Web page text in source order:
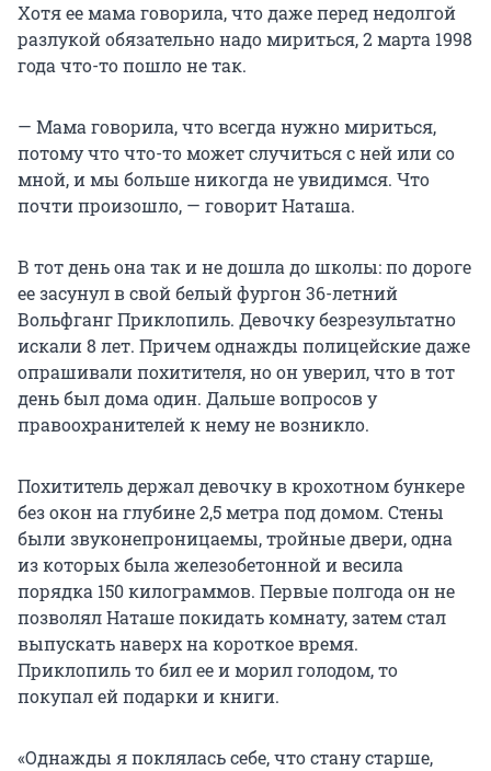
Хотя ее мама говорила, что даже перед недолгой
разлукой обязательно надо мириться, 2 марта 1998
года что-то пошло не так.
— Мама говорила, что всегда нужно мириться,
потому что что-то может случиться с ней или со
мной, и мы больше никогда не увидимся. Что
почти произошло, — говорит Наташа.
В тот день она так и не дошла до школы: по дороге
ее засунул в свой белый фургон 36-летний
Вольфганг Приклопиль. Девочку безрезультатно
искали 8 лет. Причем однажды полицейские даже
опрашивали похитителя, но он уверил, что в тот
день был дома один. Дальше вопросов у
правоохранителей к нему не возникло.
Похититель держал девочку в крохотном бункере
без окон на глубине 2,5 метра под домом. Стены
были звуконепроницаемы, тройные двери, одна
из которых была железобетонной и весила
порядка 150 килограммов. Первые полгода он не
позволял Наташе покидать комнату, затем стал
выпускать наверх на короткое время.
Приклопиль то бил ее и морил голодом, то
покупал ей подарки и книги.
«Однажды я поклялась себе, что стану старше,